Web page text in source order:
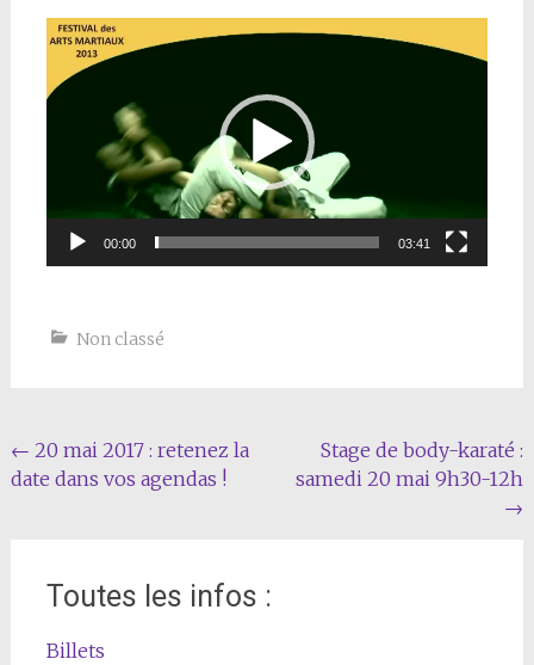
Lecteur
vidéo
00:00 03:41
Non classé
Navigation
de
← 20 mai 2017 : retenez la
date dans vos agendas !
Stage de body-karaté :
samedi 20 mai 9h30-12h
→
Toutes les infos :
Billets